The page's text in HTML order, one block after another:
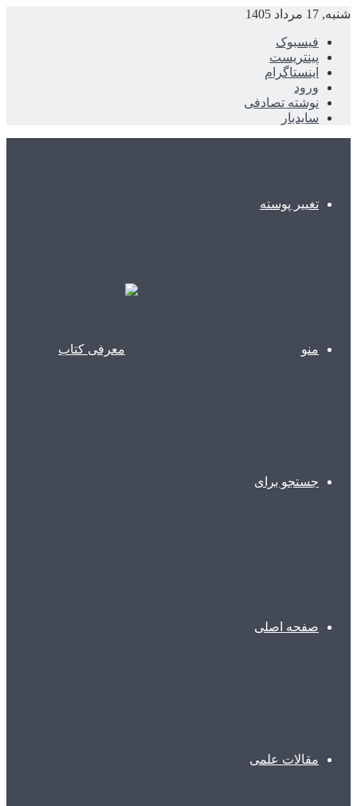
شنبه, 17 مرداد 1405
فیسبوک
پینتریست
اینستاگرام
ورود
نوشته تصادفی
سایدبار
تغییر پوسته
منو
جستجو برای
صفحه اصلی
مقالات علمی